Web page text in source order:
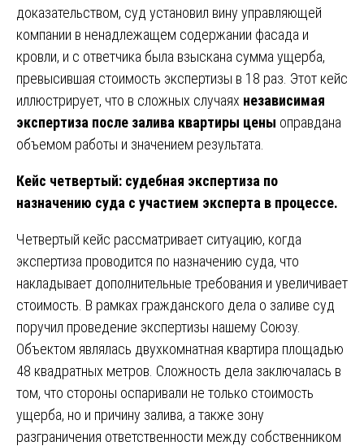
доказательством, суд установил вину управляющей
компании в ненадлежащем содержании фасада и
кровли, и с ответчика была взыскана сумма ущерба,
превысившая стоимость экспертизы в 18 раз. Этот кейс
иллюстрирует, что в сложных случаях независимая
экспертиза после залива квартиры цены оправдана
объемом работы и значением результата.
Кейс четвертый: судебная экспертиза по
назначению суда с участием эксперта в процессе.
Четвертый кейс рассматривает ситуацию, когда
экспертиза проводится по назначению суда, что
накладывает дополнительные требования и увеличивает
стоимость. В рамках гражданского дела о заливе суд
поручил проведение экспертизы нашему Союзу.
Объектом являлась двухкомнатная квартира площадью
48 квадратных метров. Сложность дела заключалась в
том, что стороны оспаривали не только стоимость
ущерба, но и причину залива, а также зону
разграничения ответственности между собственником